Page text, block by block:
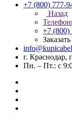
+7 (800) 777-
Назад
+7 (800)
г. Краснодар,
Пн. – Пт.: с